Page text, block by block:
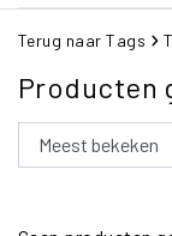
Terug naar Tags
Producten